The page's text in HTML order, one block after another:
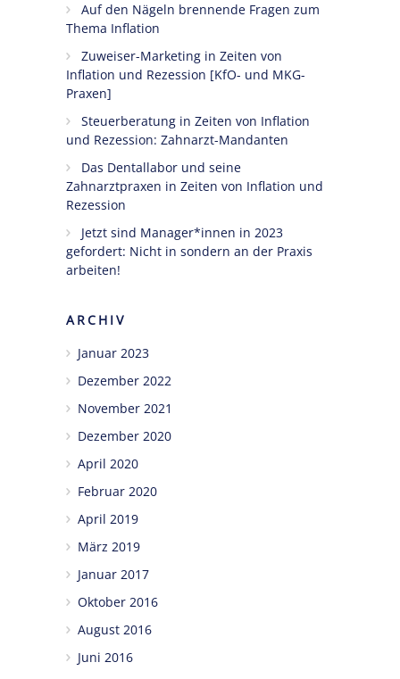
Auf den Nägeln brennende Fragen zum
Thema Inflation
Zuweiser-Marketing in Zeiten von
Inflation und Rezession [KfO- und MKG-
Praxen]
Steuerberatung in Zeiten von Inflation
und Rezession: Zahnarzt-Mandanten
Das Dentallabor und seine
Zahnarztpraxen in Zeiten von Inflation und
Rezession
Jetzt sind Manager*innen in 2023
gefordert: Nicht in sondern an der Praxis
arbeiten!
ARCHIV
Januar 2023
Dezember 2022
November 2021
Dezember 2020
April 2020
Februar 2020
April 2019
März 2019
Januar 2017
Oktober 2016
August 2016
Juni 2016
Ängste,
Blockaden
und
Widerstände
Zahnärzte